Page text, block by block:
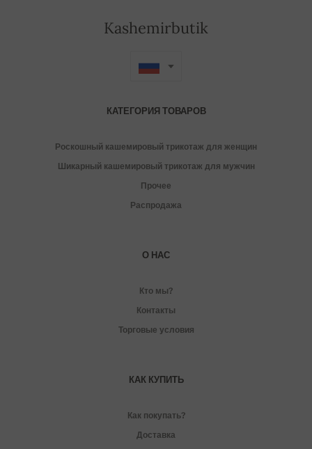
Kashemirbutik
КАТЕГОРИЯ ТОВАРОВ
Роскошный кашемировый трикотаж для женщин
Шикарный кашемировый трикотаж для мужчин
Прочее
Распродажа
О НАС
Кто мы?
Контакты
Торговые условия
КАК КУПИТЬ
Как покупать?
Доставка